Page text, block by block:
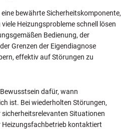
bewährte Sicherheitskomponente,
Heizungsprobleme schnell lösen
Bedienung, der
Grenzen der Eigendiagnose
effektiv auf Störungen zu
dafür, wann
ist. Bei wiederholten Störungen,
sicherheitsrelevanten Situationen
kontaktiert